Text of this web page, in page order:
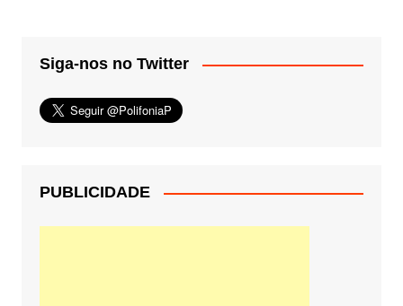
Siga-nos no Twitter
PUBLICIDADE